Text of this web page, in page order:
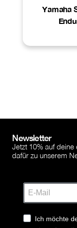
Yamaha
Newsletter
Jetzt 10% auf
dafür zu unserem
Ich möchte